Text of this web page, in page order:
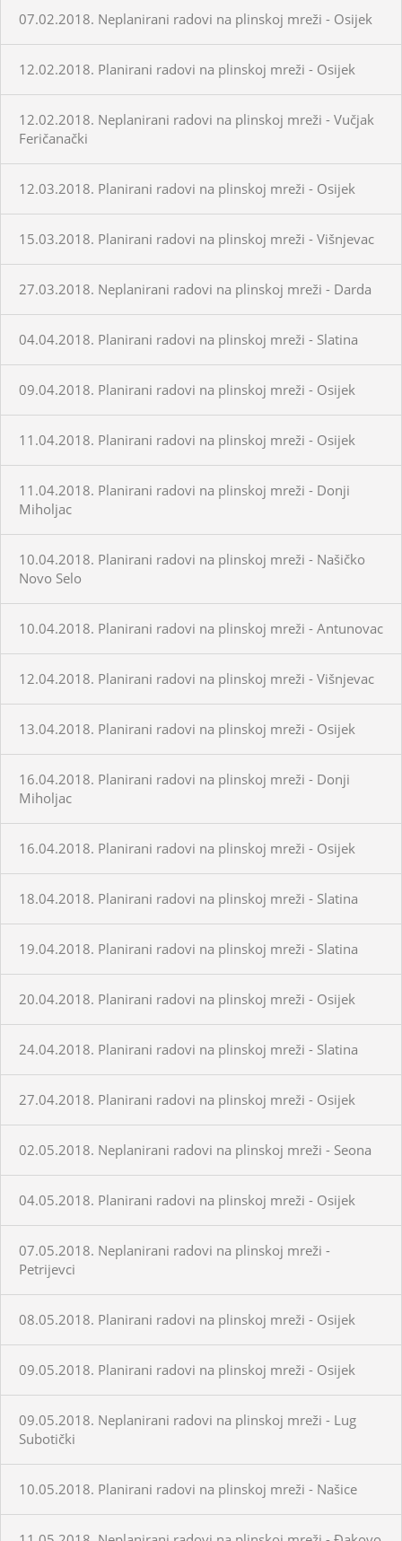
07.02.2018. Neplanirani radovi na plinskoj mreži - Osijek
12.02.2018. Planirani radovi na plinskoj mreži - Osijek
12.02.2018. Neplanirani radovi na plinskoj mreži - Vučjak
Feričanački
12.03.2018. Planirani radovi na plinskoj mreži - Osijek
15.03.2018. Planirani radovi na plinskoj mreži - Višnjevac
27.03.2018. Neplanirani radovi na plinskoj mreži - Darda
04.04.2018. Planirani radovi na plinskoj mreži - Slatina
09.04.2018. Planirani radovi na plinskoj mreži - Osijek
11.04.2018. Planirani radovi na plinskoj mreži - Osijek
11.04.2018. Planirani radovi na plinskoj mreži - Donji
Miholjac
10.04.2018. Planirani radovi na plinskoj mreži - Našičko
Novo Selo
10.04.2018. Planirani radovi na plinskoj mreži - Antunovac
12.04.2018. Planirani radovi na plinskoj mreži - Višnjevac
13.04.2018. Planirani radovi na plinskoj mreži - Osijek
16.04.2018. Planirani radovi na plinskoj mreži - Donji
Miholjac
16.04.2018. Planirani radovi na plinskoj mreži - Osijek
18.04.2018. Planirani radovi na plinskoj mreži - Slatina
19.04.2018. Planirani radovi na plinskoj mreži - Slatina
20.04.2018. Planirani radovi na plinskoj mreži - Osijek
24.04.2018. Planirani radovi na plinskoj mreži - Slatina
27.04.2018. Planirani radovi na plinskoj mreži - Osijek
02.05.2018. Neplanirani radovi na plinskoj mreži - Seona
04.05.2018. Planirani radovi na plinskoj mreži - Osijek
07.05.2018. Neplanirani radovi na plinskoj mreži -
Petrijevci
08.05.2018. Planirani radovi na plinskoj mreži - Osijek
09.05.2018. Planirani radovi na plinskoj mreži - Osijek
09.05.2018. Neplanirani radovi na plinskoj mreži - Lug
Subotički
10.05.2018. Planirani radovi na plinskoj mreži - Našice